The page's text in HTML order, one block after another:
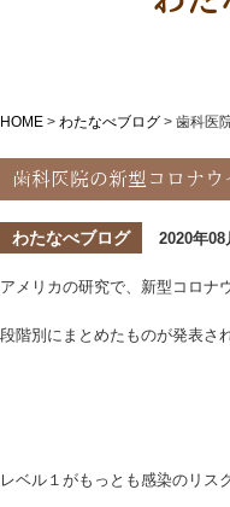
HOME > わたなべブログ > 歯科医
歯科医院の新型コロナ
わたなべブログ 2020年08
アメリカの研究で、新型コロナ
段階別にまとめたものが発表さ
レベル１がもっとも感染のリス